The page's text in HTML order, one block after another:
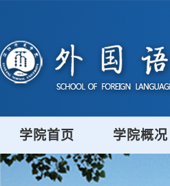
学院首页 学院概况